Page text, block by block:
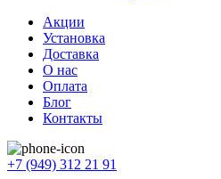
Акции
Установка
Доставка
О нас
Оплата
Блог
Контакты
+7 (949) 312 21 91